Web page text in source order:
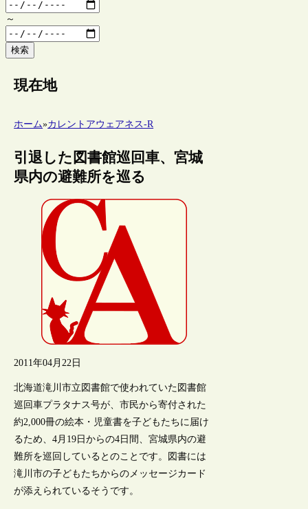
～
検索
現在地
ホーム»カレントアウェアネス-R
引退した図書館巡回車、宮城
県内の避難所を巡る
2011年04月22日
北海道滝川市立図書館で使われていた図書館
巡回車プラタナス号が、市民から寄付された
約2,000冊の絵本・児童書を子どもたちに届け
るため、4月19日からの4日間、宮城県内の避
難所を巡回しているとのことです。図書には
滝川市の子どもたちからのメッセージカード
が添えられているそうです。